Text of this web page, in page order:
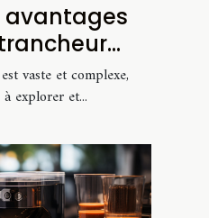
avantages
fromage et
vaste et complexe,
explorer et...